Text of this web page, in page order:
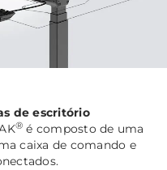
de escritório
® é composto de uma
caixa de comando e